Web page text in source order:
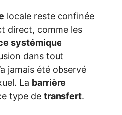
locale reste confinée
direct, comme les
systémique
dans tout
jamais été observé
La barrière
type de transfert.